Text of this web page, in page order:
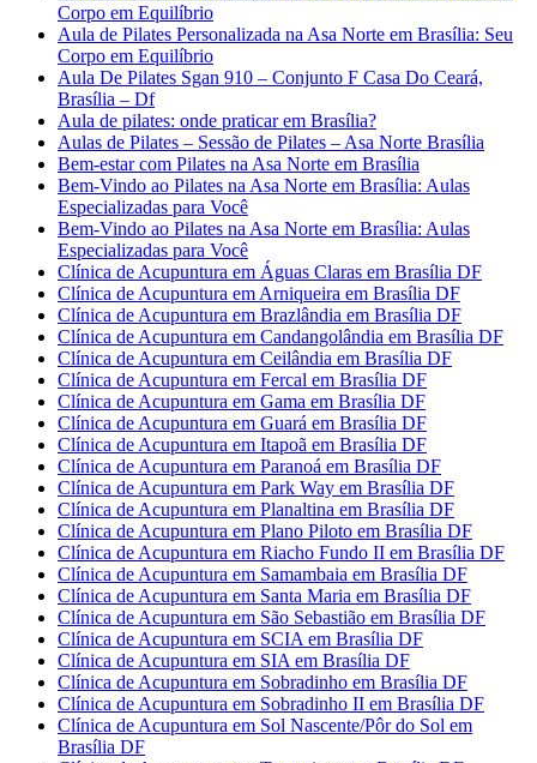
Corpo em Equilíbrio
Aula de Pilates Personalizada na Asa Norte em Brasília: Seu
Corpo em Equilíbrio
Aula De Pilates Sgan 910 – Conjunto F Casa Do Ceará,
Brasília – Df
Aula de pilates: onde praticar em Brasília?
Aulas de Pilates – Sessão de Pilates – Asa Norte Brasília
Bem-estar com Pilates na Asa Norte em Brasília
Bem-Vindo ao Pilates na Asa Norte em Brasília: Aulas
Especializadas para Você
Bem-Vindo ao Pilates na Asa Norte em Brasília: Aulas
Especializadas para Você
Clínica de Acupuntura em Águas Claras em Brasília DF
Clínica de Acupuntura em Arniqueira em Brasília DF
Clínica de Acupuntura em Brazlândia em Brasília DF
Clínica de Acupuntura em Candangolândia em Brasília DF
Clínica de Acupuntura em Ceilândia em Brasília DF
Clínica de Acupuntura em Fercal em Brasília DF
Clínica de Acupuntura em Gama em Brasília DF
Clínica de Acupuntura em Guará em Brasília DF
Clínica de Acupuntura em Itapoã em Brasília DF
Clínica de Acupuntura em Paranoá em Brasília DF
Clínica de Acupuntura em Park Way em Brasília DF
Clínica de Acupuntura em Planaltina em Brasília DF
Clínica de Acupuntura em Plano Piloto em Brasília DF
Clínica de Acupuntura em Riacho Fundo II em Brasília DF
Clínica de Acupuntura em Samambaia em Brasília DF
Clínica de Acupuntura em Santa Maria em Brasília DF
Clínica de Acupuntura em São Sebastião em Brasília DF
Clínica de Acupuntura em SCIA em Brasília DF
Clínica de Acupuntura em SIA em Brasília DF
Clínica de Acupuntura em Sobradinho em Brasília DF
Clínica de Acupuntura em Sobradinho II em Brasília DF
Clínica de Acupuntura em Sol Nascente/Pôr do Sol em
Brasília DF